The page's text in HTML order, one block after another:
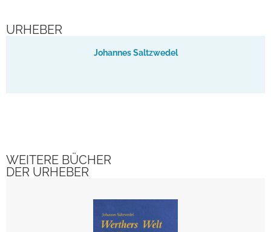
URHEBER
Johannes Saltzwedel
WEITERE BÜCHER
DER URHEBER